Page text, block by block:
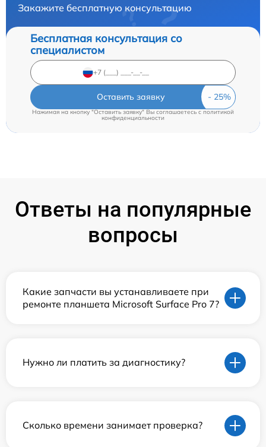
Закажите бесплатную консультацию
Бесплатная консультация со
специалистом
Оставить заявку
Нажимая на кнопку "Оставить заявку" Вы соглашаетесь cполитикой
конфиденциальности
Ответы на популярные
вопросы
Какие запчасти вы устанавливаете при
ремонте планшета Microsoft Surface Pro 7?
Нужно ли платить за диагностику?
Сколько времени занимает проверка?